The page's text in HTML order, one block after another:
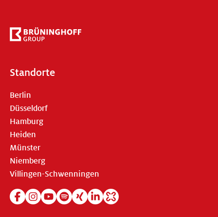
Standorte
Berlin
Düsseldorf
Hamburg
Heiden
Münster
Niemberg
Villingen-Schwenningen